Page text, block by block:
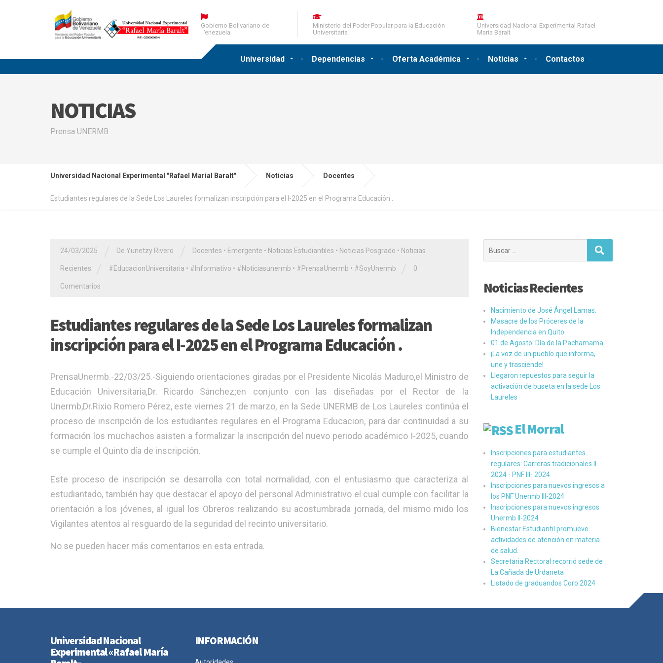
Universidad Dependencias Oferta Académica Noticias Contactos
Gobierno Bolivariano de
Venezuela
Ministerio del Poder Popular para la Educación
Universitaria
Universidad Nacional Experimental Rafael
María Baralt
NOTICIAS
Prensa UNERMB
Universidad Nacional Experimental "Rafael Marial Baralt" Noticias Docentes
Estudiantes regulares de la Sede Los Laureles formalizan inscripción para el I-2025 en el Programa Educación .
24/03/2025 De Yunetzy Rivero Docentes • Emergente • Noticias Estudiantiles • Noticias Posgrado • Noticias
Recientes #EducacionUniversitaria • #Informativo • #Noticiasunermb • #PrensaUnermb • #SoyUnermb 0
Comentarios
Estudiantes regulares de la Sede Los Laureles formalizan
inscripción para el I-2025 en el Programa Educación .
PrensaUnermb.-22/03/25.-Siguiendo orientaciones giradas por el Presidente Nicolás Maduro,el Ministro de
Educación Universitaria,Dr. Ricardo Sánchez;en conjunto con las diseñadas por el Rector de la
Unermb,Dr.Rixio Romero Pérez, este viernes 21 de marzo, en la Sede UNERMB de Los Laureles continúa el
proceso de inscripción de los estudiantes regulares en el Programa Educacion, para dar continuidad a su
formación los muchachos asisten a formalizar la inscripción del nuevo periodo académico I-2025, cuando
se cumple el Quinto día de inscripción.
Este proceso de inscripción se desarrolla con total normalidad, con el entusiasmo que caracteriza al
estudiantado, también hay que destacar el apoyo del personal Administrativo el cual cumple con facilitar la
orientación a los jóvenes, al igual los Obreros realizando su acostumbrada jornada, del mismo mido los
Vigilantes atentos al resguardo de la seguridad del recinto universitario.
No se pueden hacer más comentarios en esta entrada.
Noticias Recientes
Nacimiento de José Ángel Lamas.
Masacre de los Próceres de la
Independencia en Quito.
01 de Agosto: Día de la Pachamama
¡La voz de un pueblo que informa,
une y trasciende!
Llegaron repuestos para seguir la
activación de buseta en la sede Los
Laureles
El Morral
Inscripciones para estudiantes
regulares: Carreras tradicionales II-
2024 - PNF III- 2024
Inscripciones para nuevos ingresos a
los PNF Unermb III-2024
Inscripciones para nuevos ingresos
Unermb II-2024
Bienestar Estudiantil promueve
actividades de atención en materia
de salud.
Secretaria Rectoral recorrió sede de
La Cañada de Urdaneta
Listado de graduandos Coro 2024
Universidad Nacional
Experimental «Rafael María
INFORMACIÓN